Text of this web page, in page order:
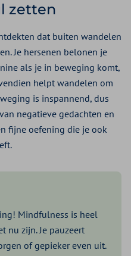
zetten
dat buiten wandelen
Je hersenen belonen je
als je in beweging komt,
helpt wandelen om
is inspannend, dus
negatieve gedachten en
fijne oefening die je ook
Mindfulness is heel
nu zijn. Je pauzeert
of gepieker even uit.